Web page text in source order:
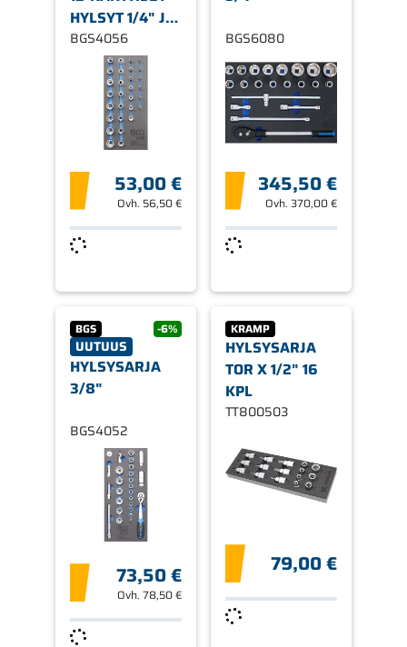
HYLSYT 1/4" JA
1/2"
BGS4056
53,00 €
Ovh. 56,50 €
BGS6080
345,50 €
Ovh.370,00 €
BGS -6%
UUTUUS
HYLSYSARJA
3/8"
BGS4052
73,50 €
Ovh. 78,50 €
KRAMP
HYLSYSARJA
TOR X 1/2" 16
KPL
TT800503
79,00 €